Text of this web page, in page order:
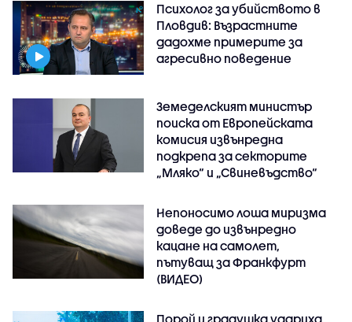
Психолог за убийството в
Пловдив: Възрастните
дадохме примерите за
агресивно поведение
Земеделският министър
поиска от Европейската
комисия извънредна
подкрепа за секторите
„Мляко“ и „Свиневъдство“
Непоносимо лоша миризма
доведе до извънредно
кацане на самолет,
пътуващ за Франкфурт
(ВИДЕО)
Порой и градушка удариха